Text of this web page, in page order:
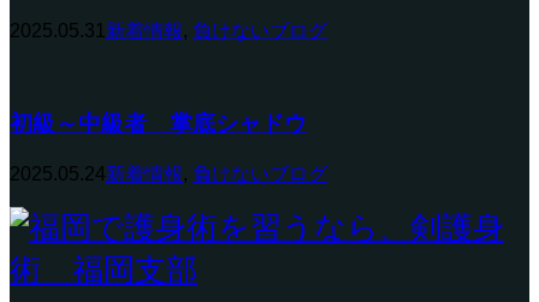
2025.05.31 新着情報 , 負けないブログ
初級～中級者 掌底シャドウ
2025.05.24新着情報 , 負けないブログ